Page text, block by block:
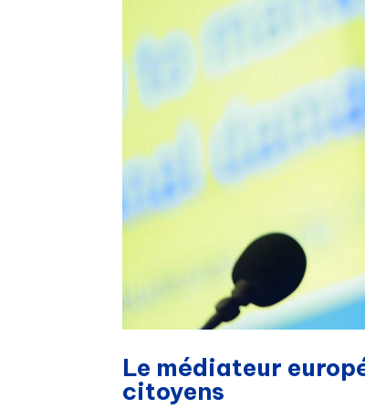
Le médiateur
citoyens